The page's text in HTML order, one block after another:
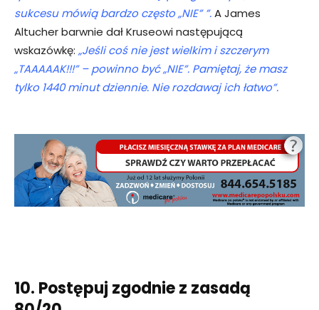
sukcesu mówią bardzo często „NIE” ”.A James
Altucher barwnie dał Kruseowi następującą
wskazówkę: „Jeśli coś nie jest wielkim i szczerym
„TAAAAAK!!!” – powinno być „NIE”. Pamiętaj, że masz
tylko 1440 minut dziennie. Nie rozdawaj ich łatwo”.
10. Postępuj zgodnie z zasadą